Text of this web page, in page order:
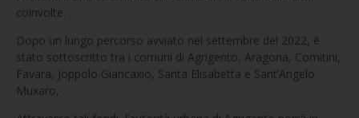
coinvolte.
Dopo un lungo percorso avviato nel settembre del 2022, è
stato sottoscritto tra i comuni di Agrigento, Aragona, Comitini,
Favara, Joppolo Giancaxio, Santa Elisabetta e Sant’Angelo
Muxaro,